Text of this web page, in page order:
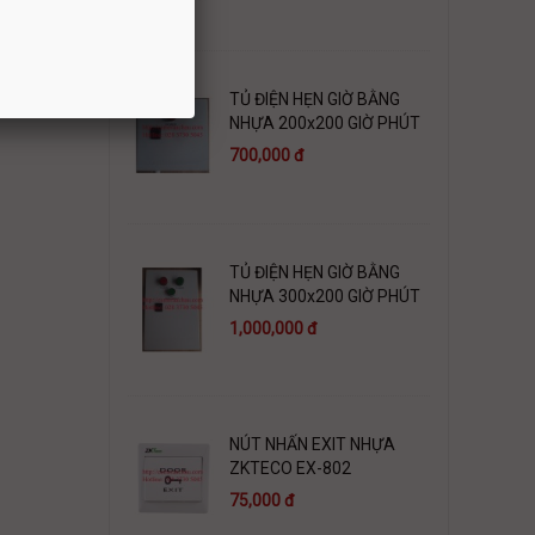
TỦ ĐIỆN HẸN GIỜ BẰNG
NHỰA 200x200 GIỜ PHÚT
700,000 đ
TỦ ĐIỆN HẸN GIỜ BẰNG
NHỰA 300x200 GIỜ PHÚT
1,000,000 đ
NÚT NHẤN EXIT NHỰA
ZKTECO EX-802
75,000 đ